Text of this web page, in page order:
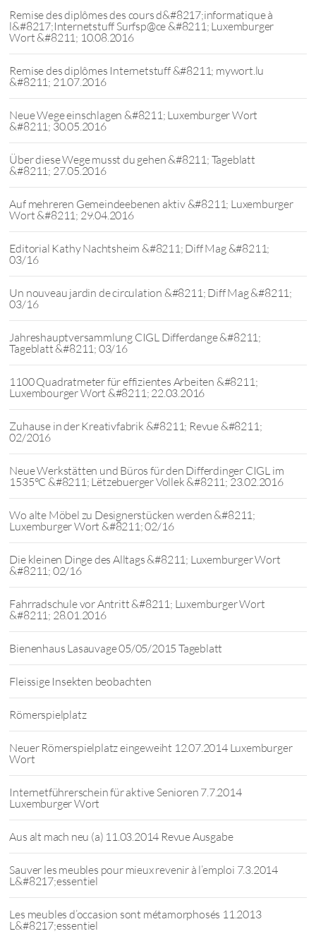
Remise des diplômes des cours d&#8217;informatique à
l&#8217;Internetstuff Surfsp@ce &#8211; Luxemburger
Wort &#8211; 10.08.2016
Remise des diplômes Internetstuff &#8211; mywort.lu
&#8211; 21.07.2016
Neue Wege einschlagen &#8211; Luxemburger Wort
&#8211; 30.05.2016
Über diese Wege musst du gehen &#8211; Tageblatt
&#8211; 27.05.2016
Auf mehreren Gemeindeebenen aktiv &#8211; Luxemburger
Wort &#8211; 29.04.2016
Editorial Kathy Nachtsheim &#8211; Diff Mag &#8211;
03/16
Un nouveau jardin de circulation &#8211; Diff Mag &#8211;
03/16
Jahreshauptversammlung CIGL Differdange &#8211;
Tageblatt &#8211; 03/16
1100 Quadratmeter für effizientes Arbeiten &#8211;
Luxembourger Wort &#8211; 22.03.2016
Zuhause in der Kreativfabrik &#8211; Revue &#8211;
02/2016
Neue Werkstätten und Büros für den Differdinger CIGL im
1535°C &#8211; Lëtzebuerger Vollek &#8211; 23.02.2016
Wo alte Möbel zu Designerstücken werden &#8211;
Luxemburger Wort &#8211; 02/16
Die kleinen Dinge des Alltags &#8211; Luxemburger Wort
&#8211; 02/16
Fahrradschule vor Antritt &#8211; Luxemburger Wort
&#8211; 28.01.2016
Bienenhaus Lasauvage 05/05/2015 Tageblatt
Fleissige Insekten beobachten
Römerspielplatz
Neuer Römerspielplatz eingeweiht 12.07.2014 Luxemburger
Wort
Internetführerschein für aktive Senioren 7.7.2014
Luxemburger Wort
Aus alt mach neu (a) 11.03.2014 Revue Ausgabe
Sauver les meubles pour mieux revenir à l’emploi 7.3.2014
L&#8217;essentiel
Les meubles d’occasion sont métamorphosés 11.2013
L&#8217;essentiel